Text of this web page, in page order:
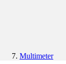
Multimeter